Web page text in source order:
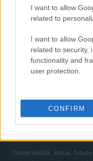
I want to allow
related to
I want to allow
related to security,
functionality and
user protection.
CONFIRM
Calendario 2025
Generazione
Sostenibilità, etica,